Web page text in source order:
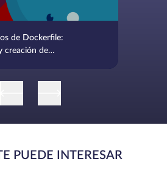
de Dockerfile:
creación de
PUEDE INTERESAR